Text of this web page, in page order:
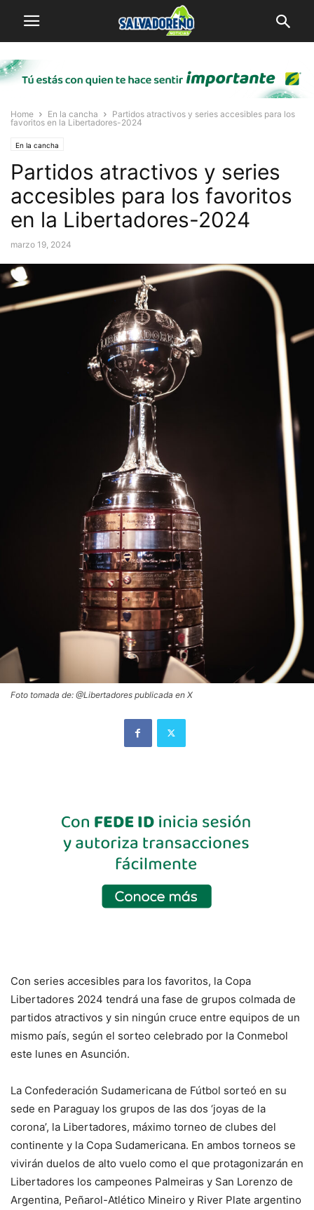
Home En la cancha
Partidos atractivos y series accesibles para los
favoritos en la Libertadores-2024
En la cancha
Partidos atractivos y series
accesibles para los favoritos
en la Libertadores-2024
marzo 19, 2024
Foto tomada de: @Libertadores publicada en X
Con series accesibles para los favoritos, la Copa
Libertadores 2024 tendrá una fase de grupos colmada de
partidos atractivos y sin ningún cruce entre equipos de un
mismo país, según el sorteo celebrado por la Conmebol
este lunes en Asunción.
La Confederación Sudamericana de Fútbol sorteó en su
sede en Paraguay los grupos de las dos ‘joyas de la
corona’, la Libertadores, máximo torneo de clubes del
continente y la Copa Sudamericana. En ambos torneos se
vivirán duelos de alto vuelo como el que protagonizarán en
Libertadores los campeones Palmeiras y San Lorenzo de
Argentina, Peñarol-Atlético Mineiro y River Plate argentino